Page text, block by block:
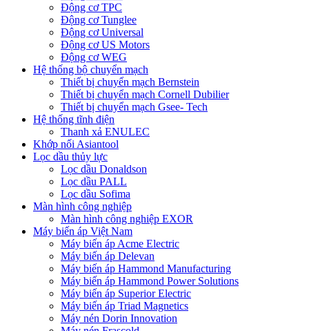
Động cơ TPC
Động cơ Tunglee
Động cơ Universal
Động cơ US Motors
Động cơ WEG
Hệ thống bộ chuyển mạch
Thiết bị chuyển mạch Bernstein
Thiết bị chuyển mạch Cornell Dubilier
Thiết bị chuyển mạch Gsee- Tech
Hệ thống tĩnh điện
Thanh xả ENULEC
Khớp nối Asiantool
Lọc dầu thủy lực
Lọc dầu Donaldson
Lọc dầu PALL
Lọc dầu Sofima
Màn hình công nghiệp
Màn hình công nghiệp EXOR
Máy biến áp Việt Nam
Máy biến áp Acme Electric
Máy biến áp Delevan
Máy biến áp Hammond Manufacturing
Máy biến áp Hammond Power Solutions
Máy biến áp Superior Electric
Máy biến áp Triad Magnetics
Máy nén Dorin Innovation